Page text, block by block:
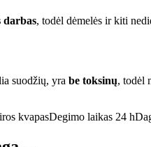
darbas, todėl dėmelės ir kiti
suodžių, yra be toksinų, todėl
kvapasDegimo laikas 24 h